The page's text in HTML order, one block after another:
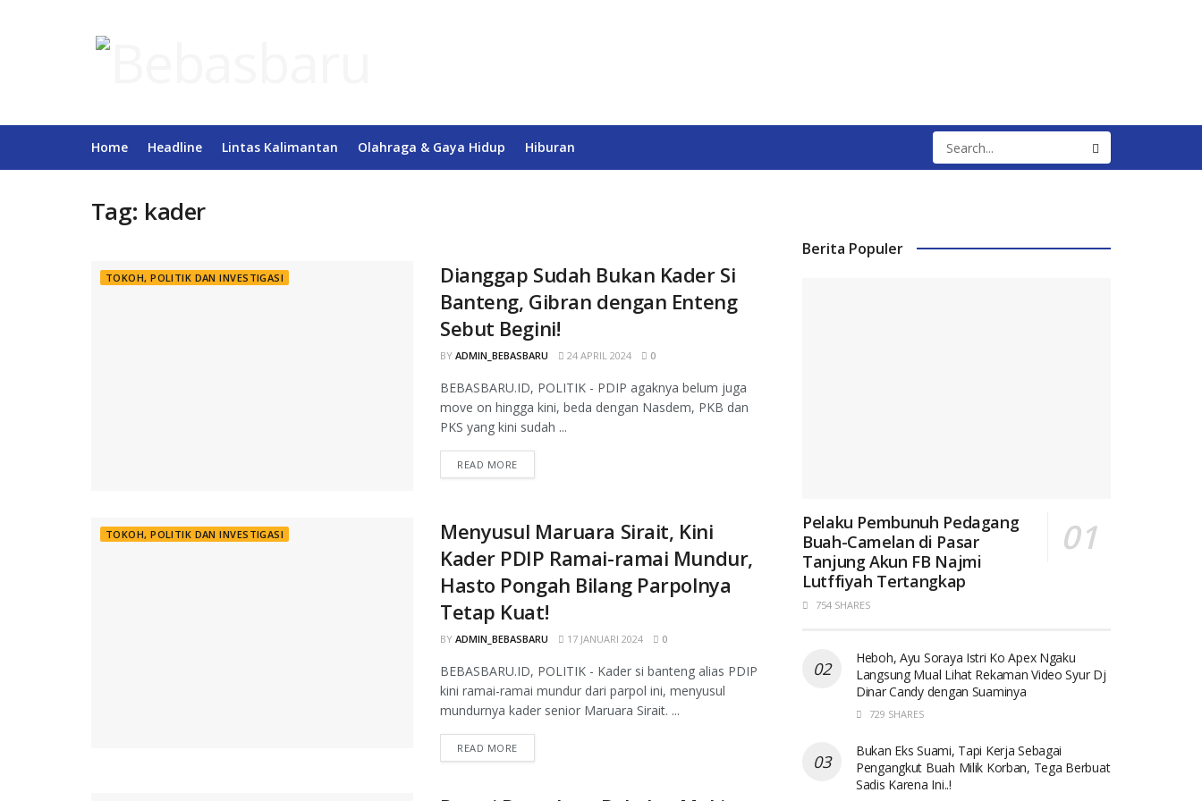
Home Headline Lintas Kalimantan Olahraga & Gaya Hidup Hiburan
Tag: kader
TOKOH, POLITIK DAN INVESTIGASI
Dianggap Sudah Bukan Kader Si
Banteng, Gibran dengan Enteng
Sebut Begini!
BY ADMIN_BEBASBARU 24 APRIL 2024 0
BEBASBARU.ID, POLITIK - PDIP agaknya belum juga
move on hingga kini, beda dengan Nasdem, PKB dan
PKS yang kini sudah ...
READ MORE
TOKOH, POLITIK DAN INVESTIGASI
Menyusul Maruara Sirait, Kini
Kader PDIP Ramai-ramai Mundur,
Hasto Pongah Bilang Parpolnya
Tetap Kuat!
BY ADMIN_BEBASBARU 17 JANUARI 2024 0
BEBASBARU.ID, POLITIK - Kader si banteng alias PDIP
kini ramai-ramai mundur dari parpol ini, menyusul
mundurnya kader senior Maruara Sirait. ...
READ MORE
Berita Populer
Pelaku Pembunuh Pedagang
Buah-Camelan di Pasar
Tanjung Akun FB Najmi
Lutffiyah Tertangkap
754 SHARES
Heboh, Ayu Soraya Istri Ko Apex Ngaku
Langsung Mual Lihat Rekaman Video Syur Dj
Dinar Candy dengan Suaminya
729 SHARES
Bukan Eks Suami, Tapi Kerja Sebagai
Pengangkut Buah Milik Korban, Tega Berbuat
Sadis Karena Ini..!